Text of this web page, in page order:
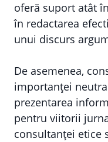
oferă suport atât
în redactarea
unui discurs
De asemenea,
importanței
prezentarea
pentru viitorii
consultanței etice